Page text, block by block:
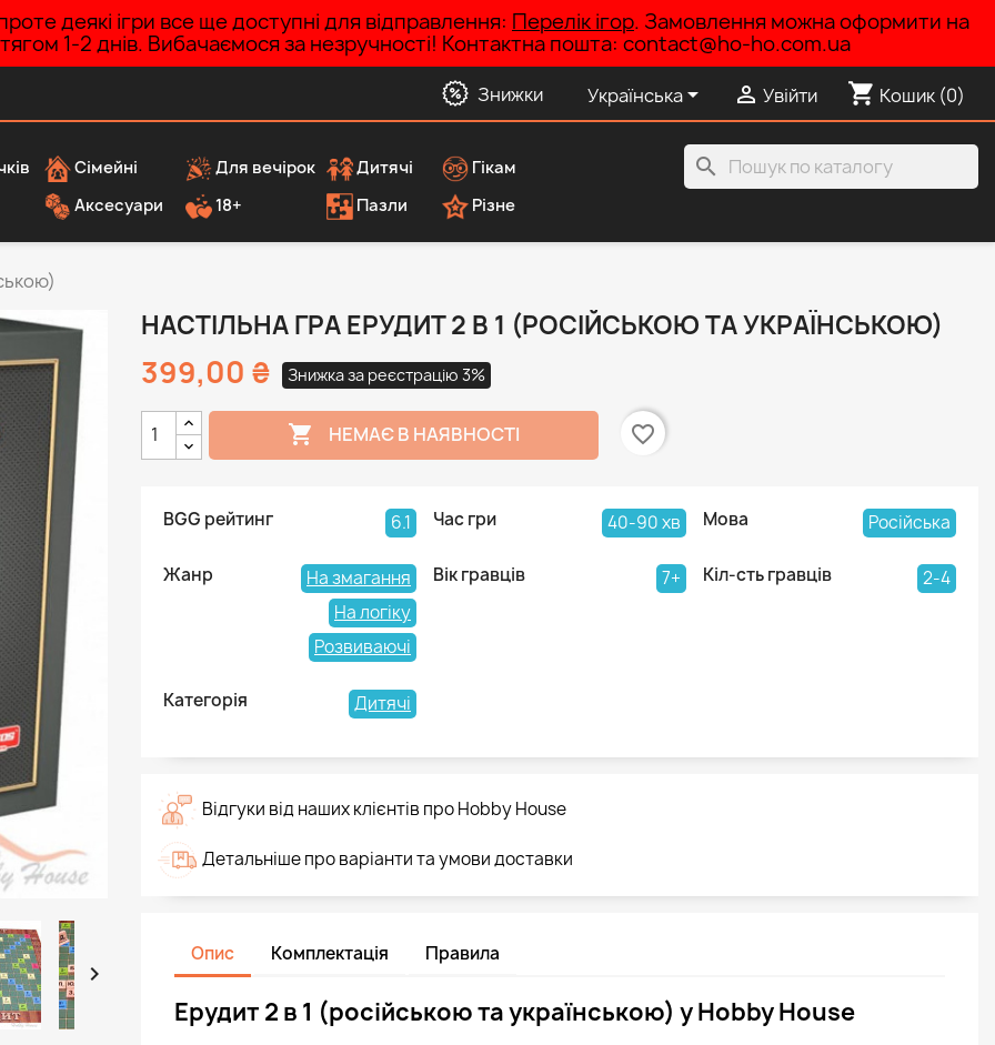
деякі ігри все ще доступні для відправлення: Перелік ігор. Замовлення можна оформити на
1-2 днів. Вибачаємося за незручності! Контактна пошта: contact@ho-ho.com.ua
Знижки Українська  Увійти shopping_cart Кошик (0)
Сімейні Для вечірок Дитячі
Гікам
Аксесуари
18+ Пазли Різне
search

НАСТІЛЬНА ГРА ЕРУДИТ 2 В 1 (РОСІЙСЬКОЮ ТА УКРАЇНСЬКОЮ)
399,00 ₴ Знижка за реєстрацію 3%
 НЕМАЄ В НАЯВНОСТІ favorite_border
BGG рейтинг 6.1 Час гри 40-90 хв Мова Російська
Жанр
На змагання
На логіку
Розвиваючі
Вік гравців 7+ Кіл-сть гравців 2-4
Категорія Дитячі
Відгуки від наших клієнтів про Hobby House
Детальніше про варіанти та умови доставки
Опис Комплектація Правила
Ерудит 2 в 1 (російською та українською) у Hobby House